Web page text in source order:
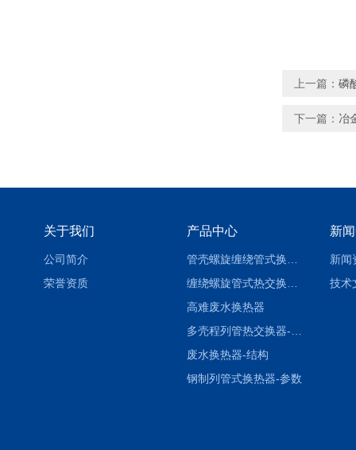
上一篇： 磷
下一篇： 冶
关于我们
公司简介
荣誉资质
产品中心
高难废水换热器
废水换热器-结构
钢制列管式换热器-参数
新
新闻
技术